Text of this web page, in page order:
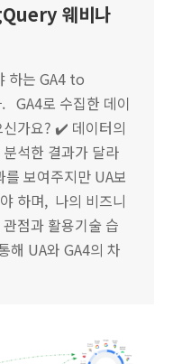
웨비나
하는 GA4 to
GA4로 수집한 데이
신가요? ✔️ 데이터의
석한 결과가 달라
보여주지만 UA보
하며, 나의 비즈니
점과 활용기술 습
해 UA와 GA4의 차